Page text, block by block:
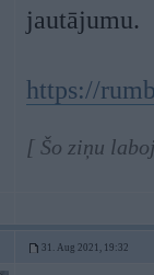
jautājumu.
https://
[ Šo ziņu
31. Aug 2021, 19:32